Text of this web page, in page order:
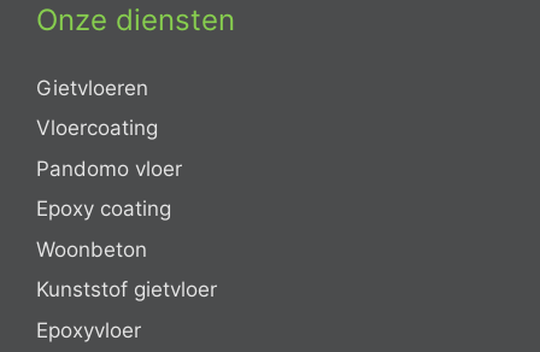
Onze diensten
Gietvloeren
Vloercoating
Pandomo vloer
Epoxy coating
Woonbeton
Kunststof gietvloer
Epoxyvloer